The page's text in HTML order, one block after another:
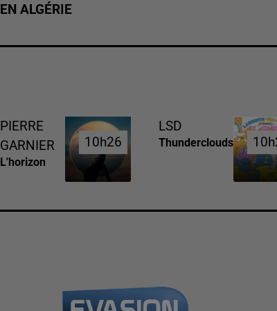
EN ALGÉRIE
PIERRE
GARNIER
L'horizon
10h26
10h26
LSD
Thunderclouds